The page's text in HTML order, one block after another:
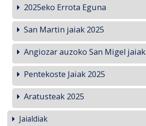
2025eko Errota Eguna
San Martin jaiak 2025
Angiozar auzoko San Migel jaiak
Pentekoste Jaiak 2025
Aratusteak 2025
Jaialdiak